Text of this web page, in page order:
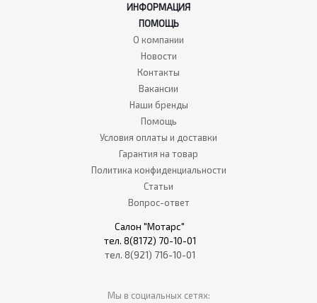
ИНФОРМАЦИЯ
ПОМОЩЬ
О компании
Новости
Контакты
Вакансии
Наши бренды
Помощь
Условия оплаты и доставки
Гарантия на товар
Политика конфиденциальности
Статьи
Вопрос-ответ
Салон "Мотарс"
тел. 8(8172) 70-10-01
тел. 8(921) 716-10-01
Мы в социальных сетях: